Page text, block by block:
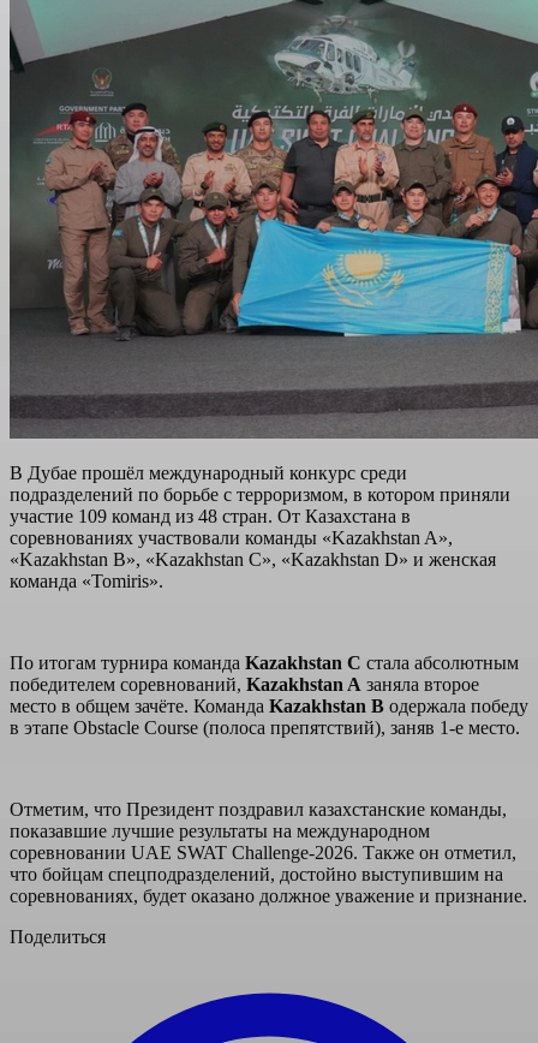
В Дубае прошёл международный конкурс среди
подразделений по борьбе с терроризмом, в котором приняли
участие 109 команд из 48 стран. От Казахстана в
соревнованиях участвовали команды «Kazakhstan A»,
«Kazakhstan B», «Kazakhstan C», «Kazakhstan D» и женская
команда «Tomiris».
По итогам турнира команда Kazakhstan C стала абсолютным
победителем соревнований, Kazakhstan A заняла второе
место в общем зачёте. Команда Kazakhstan B одержала победу
в этапе Obstacle Course (полоса препятствий), заняв 1-е место.
Отметим, что Президент поздравил казахстанские команды,
показавшие лучшие результаты на международном
соревновании UAE SWAT Challenge-2026. Также он отметил,
что бойцам спецподразделений, достойно выступившим на
соревнованиях, будет оказано должное уважение и признание.
Поделиться